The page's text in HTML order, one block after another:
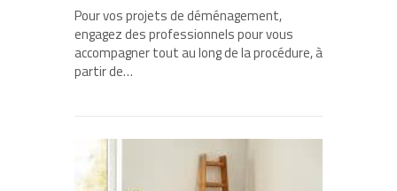
Pour vos projets de déménagement,
engagez des professionnels pour vous
accompagner tout au long de la procédure, à
partir de…